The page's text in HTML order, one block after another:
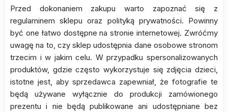
Przed dokonaniem zakupu warto zapoznać się z
regulaminem sklepu oraz polityką prywatności. Powinny
być one łatwo dostępne na stronie internetowej. Zwróćmy
uwagę na to, czy sklep udostępnia dane osobowe stronom
trzecim i w jakim celu. W przypadku spersonalizowanych
produktów, gdzie często wykorzystuje się zdjęcia dzieci,
istotne jest, aby sprzedawca zapewniał, że fotografie te
będą używane wyłącznie do produkcji zamówionego
prezentu i nie będą publikowane ani udostępniane bez